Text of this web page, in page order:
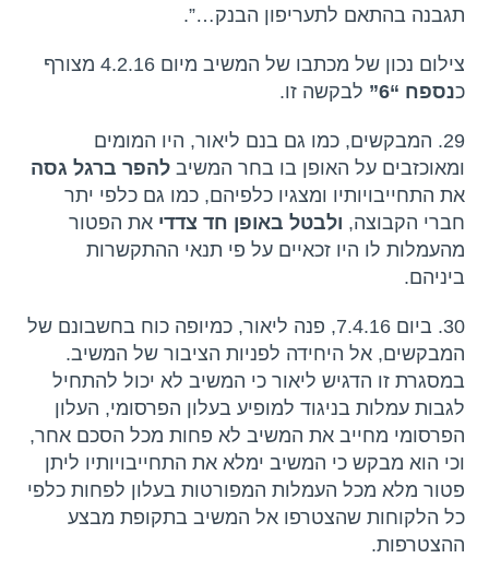
תגבנה בהתאם לתעריפון הבנק…”.
צילום נכון של מכתבו של המשיב מיום 4.2.16 מצורף
כנספח “6” לבקשה זו.
29. המבקשים, כמו גם בנם ליאור, היו המומים
ומאוכזבים על האופן בו בחר המשיבלהפר ברגל גסה
את התחייבויותיו ומצגיו כלפיהם, כמו גם כלפי יתר
חברי הקבוצה, ולבטל באופן חד צדדי את הפטור
מהעמלות לו היו זכאיים על פי תנאי ההתקשרות
ביניהם.
30. ביום 7.4.16, פנה ליאור, כמיופה כוח בחשבונם של
המבקשים, אל היחידה לפניות הציבור של המשיב.
במסגרת זו הדגיש ליאור כי המשיב לא יכול להתחיל
לגבות עמלות בניגוד למופיע בעלון הפרסומי, העלון
הפרסומי מחייב את המשיב לא פחות מכל הסכם אחר,
וכי הוא מבקש כי המשיב ימלא את התחייבויותיו ליתן
פטור מלא מכל העמלות המפורטות בעלון לפחות כלפי
כל הלקוחות שהצטרפו אל המשיב בתקופת מבצע
ההצטרפות.